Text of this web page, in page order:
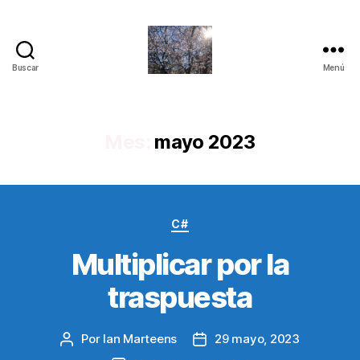
Buscar Menú
mayo 2023
Categorías
C#
Multiplicar por la
traspuesta
Autor
Por Ian Marteens
Fecha29 mayo, 2023